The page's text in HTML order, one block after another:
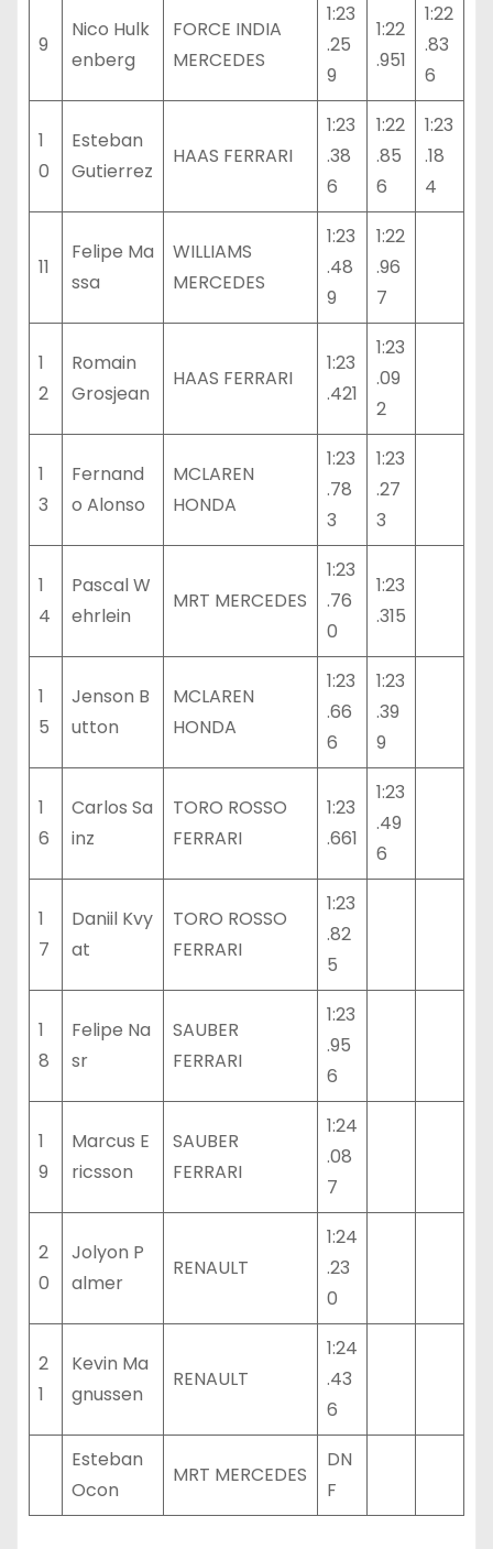
9
Nico Hulk
enberg
FORCE INDIA
MERCEDES
1:23
.25
9
1:22
.951
1:22
.83
6
1
0
Esteban
Gutierrez
HAAS FERRARI
1:23
.38
6
1:22
.85
6
1:23
.18
4
11
Felipe Ma
ssa
WILLIAMS
MERCEDES
1:23
.48
9
1:22
.96
7
1
2
Romain
Grosjean
HAAS FERRARI
1:23
.421
1:23
.09
2
1
3
Fernand
o Alonso
MCLAREN
HONDA
1:23
.78
3
1:23
.27
3
1
4
Pascal W
ehrlein
MRT MERCEDES
1:23
.76
0
1:23
.315
1
5
Jenson B
utton
MCLAREN
HONDA
1:23
.66
6
1:23
.39
9
1
6
Carlos Sa
inz
TORO ROSSO
FERRARI
1:23
.661
1:23
.49
6
1
7
Daniil Kvy
at
TORO ROSSO
FERRARI
1:23
.82
5
1
8
Felipe Na
sr
SAUBER
FERRARI
1:23
.95
6
1
9
Marcus E
ricsson
SAUBER
FERRARI
1:24
.08
7
2
0
Jolyon P
almer
RENAULT
1:24
.23
0
2
1
Kevin Ma
gnussen
RENAULT
1:24
.43
6
Esteban
Ocon
MRT MERCEDES
DN
F